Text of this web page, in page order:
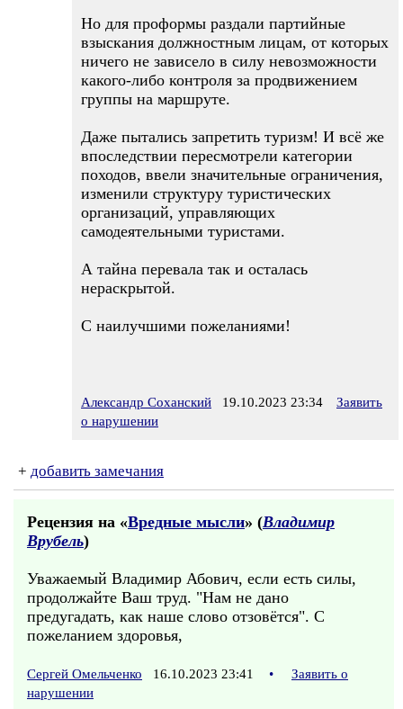
Но для проформы раздали партийные
взыскания должностным лицам, от которых
ничего не зависело в силу невозможности
какого-либо контроля за продвижением
группы на маршруте.
Даже пытались запретить туризм! И всё же
впоследствии пересмотрели категории
походов, ввели значительные ограничения,
изменили структуру туристических
организаций, управляющих
самодеятельными туристами.
А тайна перевала так и осталась
нераскрытой.
С наилучшими пожеланиями!
Александр Соханский 19.10.2023 23:34
Заявить
о нарушении
+ добавить замечания
Рецензия на «Вредные мысли» (Владимир
Врубель)
Уважаемый Владимир Абович, если есть силы,
продолжайте Ваш труд. "Нам не дано
предугадать, как наше слово отзовётся". С
пожеланием здоровья,
Сергей Омельченко 16.10.2023 23:41 •
Заявить о
нарушении